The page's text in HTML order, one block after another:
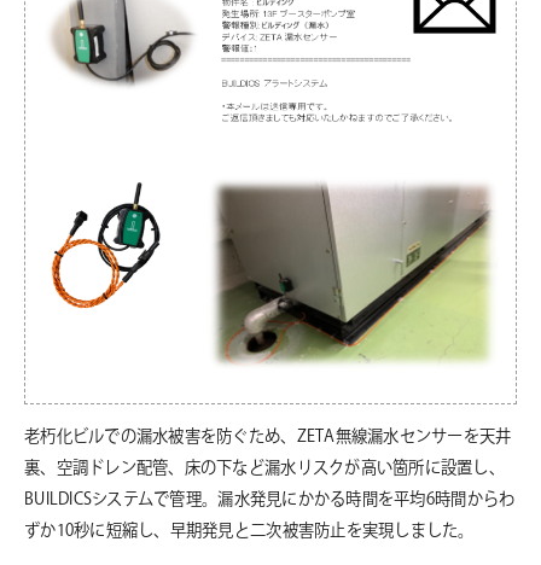
老朽化ビルでの漏水被害を防ぐため、ZETA無線漏水センサーを天井
裏、空調ドレン配管、床の下など漏水リスクが高い箇所に設置し、
BUILDICSシステムで管理。漏水発見にかかる時間を平均6時間からわ
ずか10秒に短縮し、早期発見と二次被害防止を実現しました。